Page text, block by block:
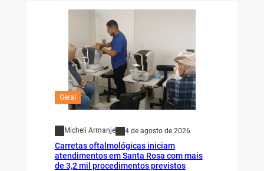
Geral
Micheli Armanje 4 de agosto de 2026
Carretas oftalmológicas iniciam
atendimentos em Santa Rosa com mais
de 3,2 mil procedimentos previstos